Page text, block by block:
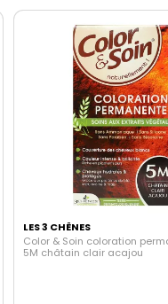
LES 3 CHÊNES
Color & Soin coloration
5M châtain clair acajou